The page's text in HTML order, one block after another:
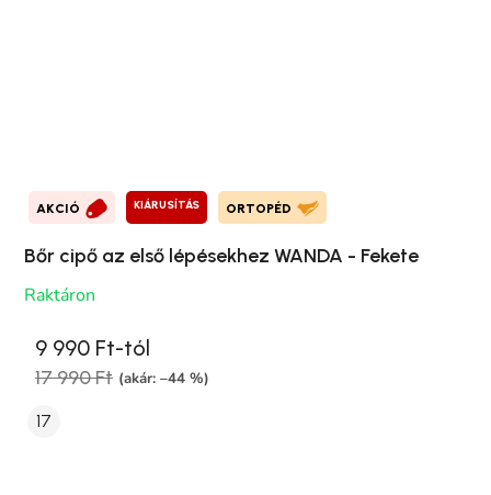
AKCIÓ KIÁRUSÍTÁS ORTOPÉD
Bőr cipő az első lépésekhez WANDA - Fekete
Raktáron
9 990 Ft-tól
17 990 Ft (akár: –44 %)
17